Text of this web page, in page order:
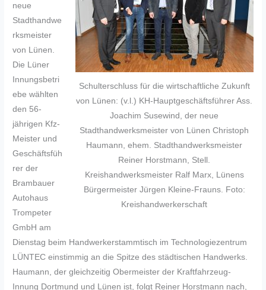
Schulterschluss für die wirtschaftliche Zukunft
von Lünen: (v.l.) KH-Hauptgeschäftsführer Ass.
Joachim Susewind, der neue
Stadthandwerksmeister von Lünen Christoph
Haumann, ehem. Stadthandwerksmeister
Reiner Horstmann, Stell.
Kreishandwerksmeister Ralf Marx, Lünens
Bürgermeister Jürgen Kleine-Frauns. Foto:
Kreishandwerkerschaft
neue
Stadthandwe
rksmeister
von Lünen.
Die Lüner
Innungsbetri
ebe wählten
den 56-
jährigen Kfz-
Meister und
Geschäftsfüh
rer der
Brambauer
Autohaus
Trompeter
GmbH am
Dienstag beim Handwerkerstammtisch im Technologiezentrum
LÜNTEC einstimmig an die Spitze des städtischen Handwerks.
Haumann, der gleichzeitig Obermeister der Kraftfahrzeug-
Innung Dortmund und Lünen ist, folgt Reiner Horstmann nach,